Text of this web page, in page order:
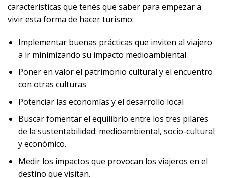
características que tenés que saber para empezar a
vivir esta forma de hacer turismo:
Implementar buenas prácticas que inviten al viajero
a ir minimizando su impacto medioambiental
Poner en valor el patrimonio cultural y el encuentro
con otras culturas
Potenciar las economías y el desarrollo local
Buscar fomentar el equilibrio entre los tres pilares
de la sustentabilidad: medioambiental, socio-cultural
y económico.
Medir los impactos que provocan los viajeros en el
destino que visitan.